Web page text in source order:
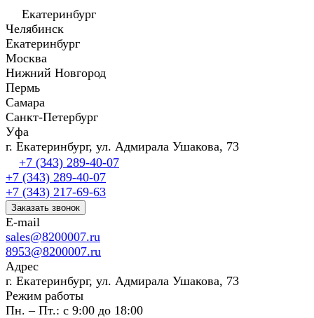
Екатеринбург
Челябинск
Екатеринбург
Москва
Нижний Новгород
Пермь
Самара
Санкт-Петербург
Уфа
г. Екатеринбург, ул. Адмирала Ушакова, 73
+7 (343) 289-40-07
+7 (343) 289-40-07
+7 (343) 217-69-63
Заказать звонок
E-mail
sales@8200007.ru
8953@8200007.ru
Адрес
г. Екатеринбург, ул. Адмирала Ушакова, 73
Режим работы
Пн. – Пт.: с 9:00 до 18:00